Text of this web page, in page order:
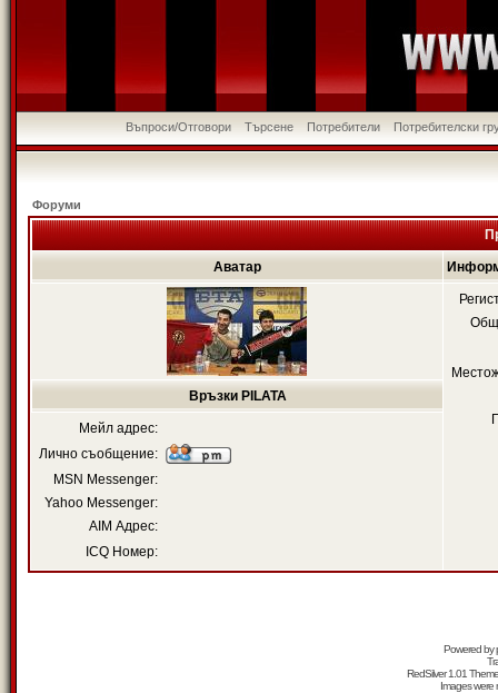
Въпроси/Отговори Търсене Потребители Потребителски
Форуми
Аватар
Връзки PILATA
Мейл адрес:
Лично съобщение:
MSN Messenger:
Yahoo Messenger:
AIM Адрес:
ICQ Номер:
Powered by
RedSilver 1.01
Images were